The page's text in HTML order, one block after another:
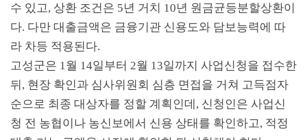
수 있고, 상환 조건은 5년 거치 10년 원금균등분할상환이
다. 다만 대출금액은 금융기관 신용도와 담보능력에 따
라 차등 적용된다.
고성군은 1월 14일부터 2월 13일까지 사업신청을 접수한
뒤 , 현장 확인과 심사위원회 심층 면접을 거쳐 고득점자
순으로 최종 대상자를 정할 계획인데 , 신청인은 사업신
청 전 농협이나 농신보에서 신용 상태를 확인하고, 적정